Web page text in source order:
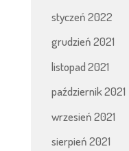
styczeń 2022
grudzień 2021
listopad 2021
październik 2021
wrzesień 2021
sierpień 2021